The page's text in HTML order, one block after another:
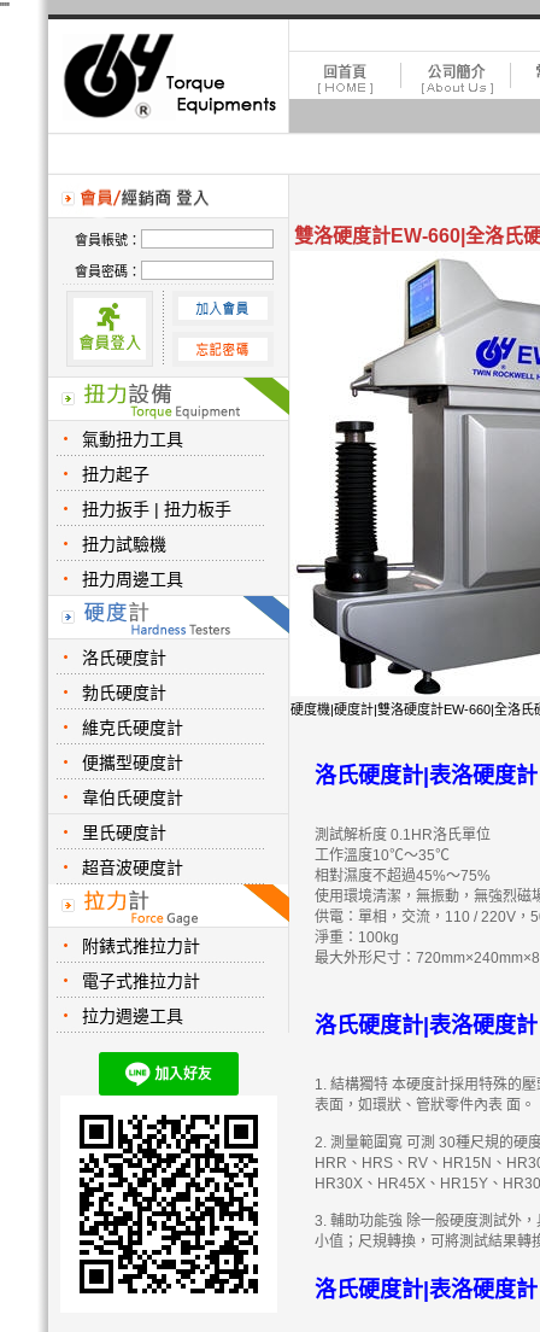
""
會員帳號：
會員密碼：
氣動扭力工具
扭力起子
扭力扳手 | 扭力板手
扭力試驗機
扭力周邊工具
洛氏硬度計
勃氏硬度計
維克氏硬度計
便攜型硬度計
韋伯氏硬度計
里氏硬度計
超音波硬度計
附錶式推拉力計
電子式推拉力計
拉力週邊工具
雙洛硬度計EW-660|全洛氏
硬度機|硬度計|雙洛硬度計EW-660|全洛氏
洛氏硬度計|表洛硬度
測試解析度 0.1HR洛氏單位
工作溫度10℃～35℃
相對濕度不超過45%～75%
使用環境清潔，無振動，無強烈磁
供電：單相，交流，110 / 220V，
淨重：100kg
最大外形尺寸：
洛氏硬度計|表洛硬度
1. 結構獨特 本硬度計採用特殊的
表面，如環狀、管狀零件內表 面。
2. 測量範圍寬 可測 30種尺規的硬
HRR、HRS、RV、HR15N、
HR30X、HR45X、HR15Y、
3. 輔助功能強 除一般硬度測試外
小值；尺規轉換，可將測試結果
洛氏硬度計|表洛硬度